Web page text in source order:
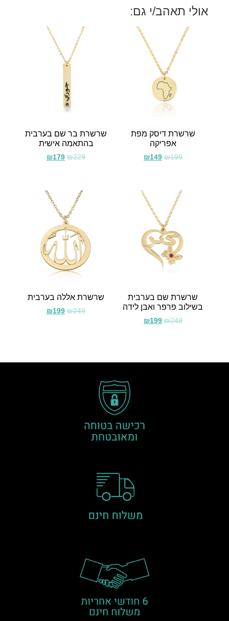
אולי תאהב/י גם:
שרשרת דיסק מפת
אפריקה
₪199
₪149
שרשרת בר שם בערבית
בהתאמה אישית
₪229
₪179
שרשרת שם בערבית
בשילוב פרפר ואבן לידה
₪249
₪199
שרשרת אללה בערבית
₪249
₪199